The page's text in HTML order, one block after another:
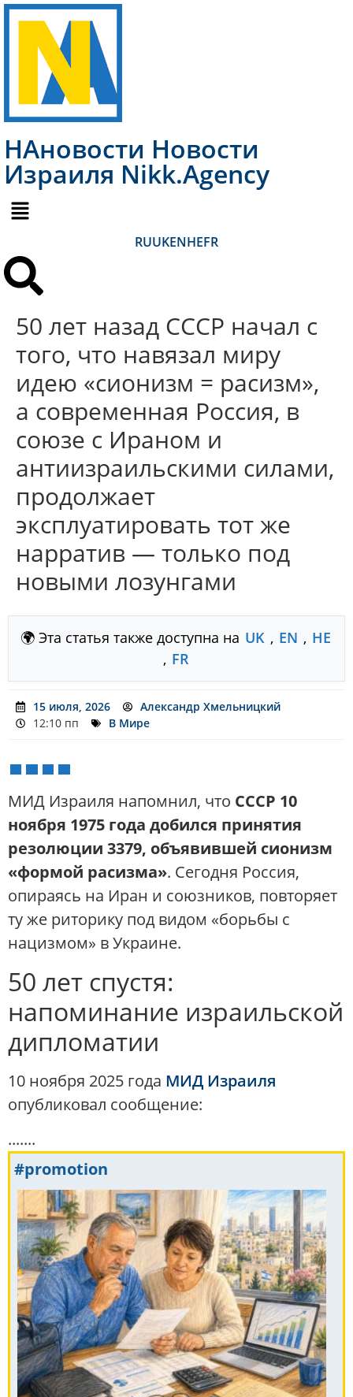
НАновости Новости
Израиля Nikk.Agency
RUUKENHEFR
50 лет назад СССР начал с
того, что навязал миру
идею «сионизм = расизм»,
а современная Россия, в
союзе с Ираном и
антиизраильскими силами,
продолжает
эксплуатировать тот же
нарратив — только под
новыми лозунгами
🌍 Эта статья также доступна на UK , EN , HE
, FR
15 июля, 2026
Александр Хмельницкий
12:10 пп
В Мире
МИД Израиля напомнил, что СССР 10
ноября 1975 года добился принятия
резолюции 3379, объявившей сионизм
«формой расизма». Сегодня Россия,
опираясь на Иран и союзников, повторяет
ту же риторику под видом «борьбы с
нацизмом» в Украине.
50 лет спустя:
напоминание израильской
дипломатии
10 ноября 2025 года МИД Израиля
опубликовал сообщение:
.......
#promotion